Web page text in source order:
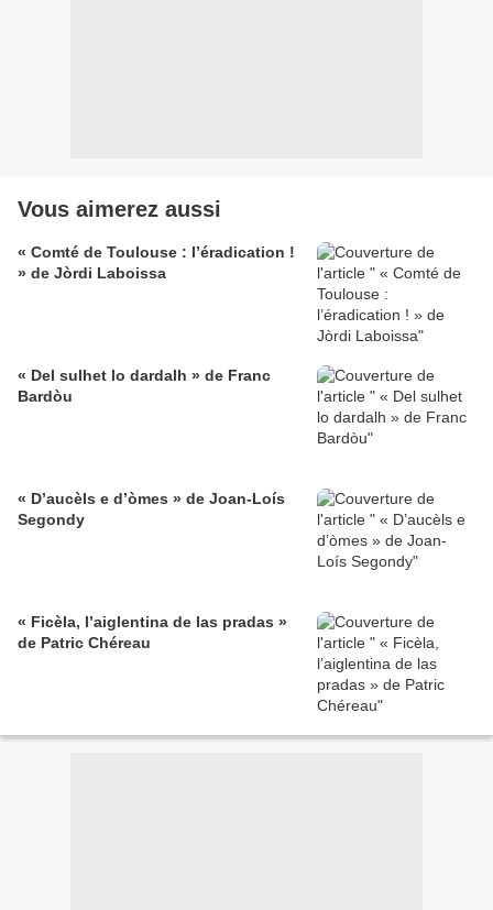
Vous aimerez aussi
« Comté de Toulouse : l’éradication !
» de Jòrdi Laboissa
« Del sulhet lo dardalh » de Franc
Bardòu
« D’aucèls e d’òmes » de Joan-Loís
Segondy
« Ficèla, l’aiglentina de las pradas »
de Patric Chéreau